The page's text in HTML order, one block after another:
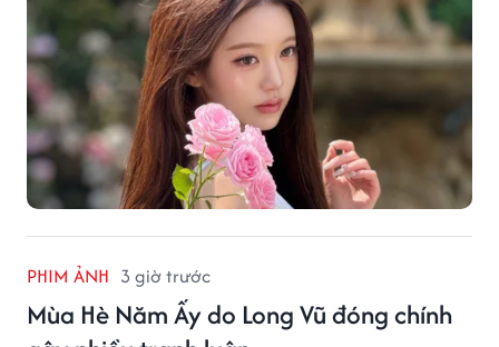
PHIM ẢNH 3 giờ trước
Mùa Hè Năm Ấy do Long Vũ đóng chính